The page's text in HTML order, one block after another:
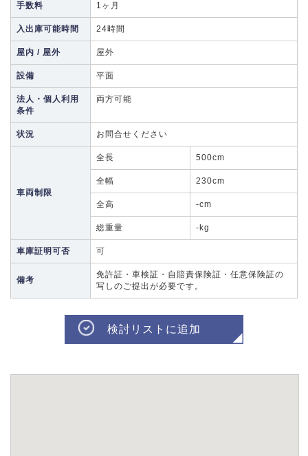
手数料 1ヶ月
入出庫可能時間 24時間
屋内 / 屋外 屋外
設備 平面
法人・個人利用
条件
両方可能
状況 お問合せください
車両制限
全長 500cm
全幅 230cm
全高 -cm
総重量 -kg
車庫証明可否 可
備考
免許証・車検証・自賠責保険証・任意保険証の
写しのご提出が必要です。
検討リストに追加